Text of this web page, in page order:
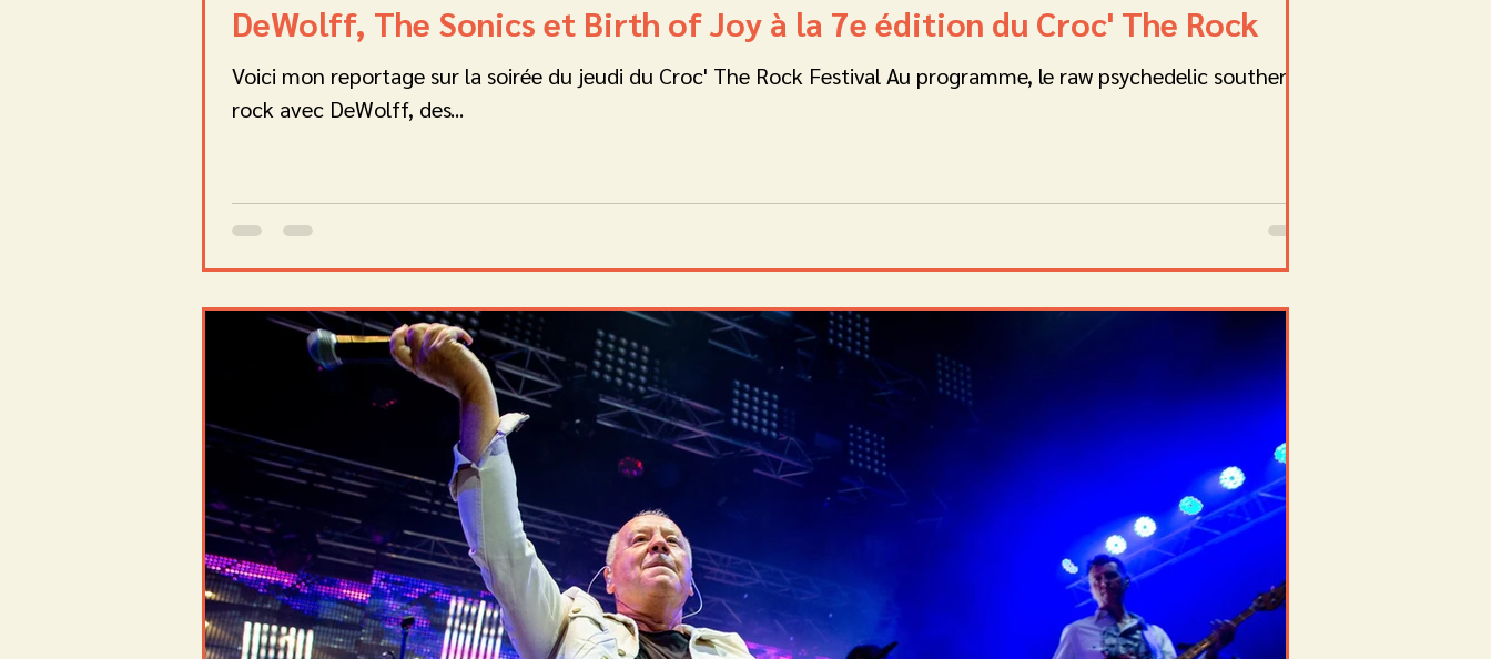
DeWolff, The Sonics et Birth of Joy à la 7e édition du Croc' The Rock
Voici mon reportage sur la soirée du jeudi du Croc' The Rock Festival Au programme, le raw psychedelic southern
rock avec DeWolff, des...